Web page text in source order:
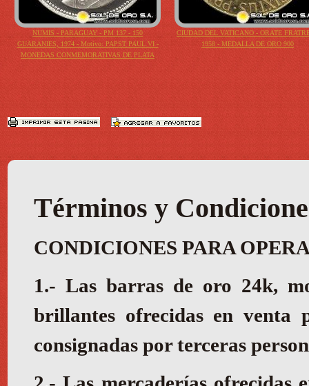
NUMIS - PARAGUAY - PM 137 - 150
GUARANIES, 1974 - Motivo: PAPST PAUL VI -
MONEDAS CONMEMORATIVAS DE PLATA
CIUDAD DEL VATICANO - ORATE
1958 - MEDALLA DE ORO 900